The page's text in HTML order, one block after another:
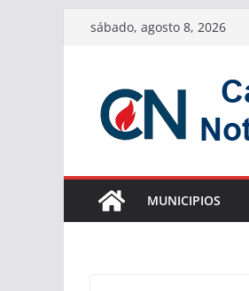
Saltarsábado, agosto 8, 2026
MUNICIPIOS